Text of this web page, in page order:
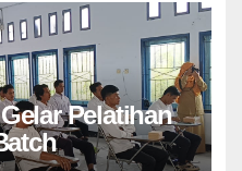
Pelatihan